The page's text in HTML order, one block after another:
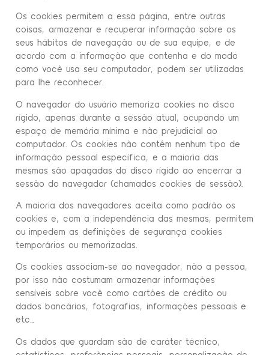
Os cookies permitem a essa página, entre outras
coisas, armazenar e recuperar informação sobre os
seus hábitos de navegação ou de sua equipe, e de
acordo com a informação que contenha e do modo
como você usa seu computador, podem ser utilizadas
para lhe reconhecer.
O navegador do usuário memoriza cookies no disco
rígido, apenas durante a sessão atual, ocupando um
espaço de memória mínima e não prejudicial ao
computador. Os cookies não contêm nenhum tipo de
informação pessoal específica, e a maioria das
mesmas são apagadas do disco rígido ao encerrar a
sessão do navegador (chamados cookies de sessão).
A maioria dos navegadores aceita como padrão os
cookies e, com a independência das mesmas, permitem
ou impedem as definições de segurança cookies
temporários ou memorizadas.
Os cookies associam-se ao navegador, não a pessoa,
por isso não costumam armazenar informações
sensíveis sobre você como cartões de crédito ou
dados bancários, fotografias, informações pessoais e
etc…
Os dados que guardam são de caráter técnico,